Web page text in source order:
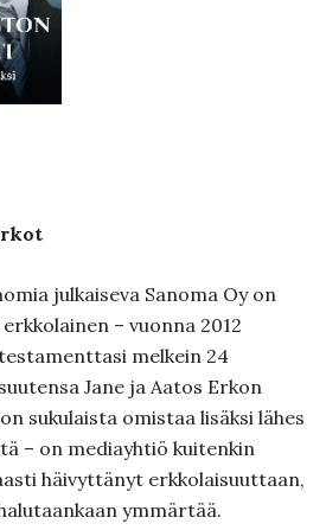
julkaiseva Sanoma Oy on
– vuonna 2012
melkein 24
Jane ja Aatos Erkon
sukulaista omistaa lisäksi lähes
– on mediayhtiö kuitenkin
häivyttänyt erkkolaisuuttaan,
ymmärtää.